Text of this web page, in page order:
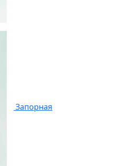
Запорная